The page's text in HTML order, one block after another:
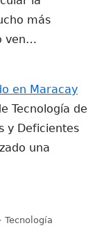
más
ven…
en Maracay
Tecnología de
y Deficientes
una
Categorías
Tecnología